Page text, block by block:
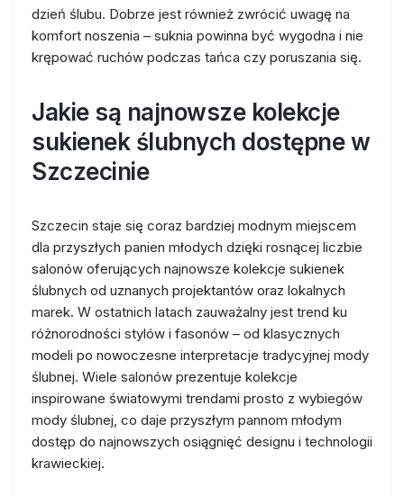
dzień ślubu. Dobrze jest również zwrócić uwagę na
komfort noszenia – suknia powinna być wygodna i nie
krępować ruchów podczas tańca czy poruszania się.
Jakie są najnowsze kolekcje
sukienek ślubnych dostępne w
Szczecinie
Szczecin staje się coraz bardziej modnym miejscem
dla przyszłych panien młodych dzięki rosnącej liczbie
salonów oferujących najnowsze kolekcje sukienek
ślubnych od uznanych projektantów oraz lokalnych
marek. W ostatnich latach zauważalny jest trend ku
różnorodności stylów i fasonów – od klasycznych
modeli po nowoczesne interpretacje tradycyjnej mody
ślubnej. Wiele salonów prezentuje kolekcje
inspirowane światowymi trendami prosto z wybiegów
mody ślubnej, co daje przyszłym pannom młodym
dostęp do najnowszych osiągnięć designu i technologii
krawieckiej.